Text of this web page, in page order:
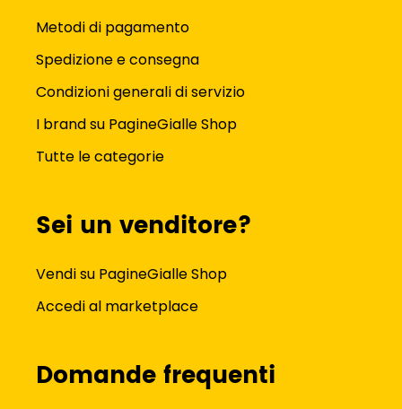
Metodi di pagamento
Spedizione e consegna
Condizioni generali di servizio
I brand su PagineGialle Shop
Tutte le categorie
Sei un venditore?
Vendi su PagineGialle Shop
Accedi al marketplace
Domande frequenti